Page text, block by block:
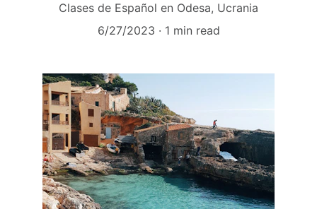
Clases de Español en Odesa, Ucrania
6/27/2023
1 min read